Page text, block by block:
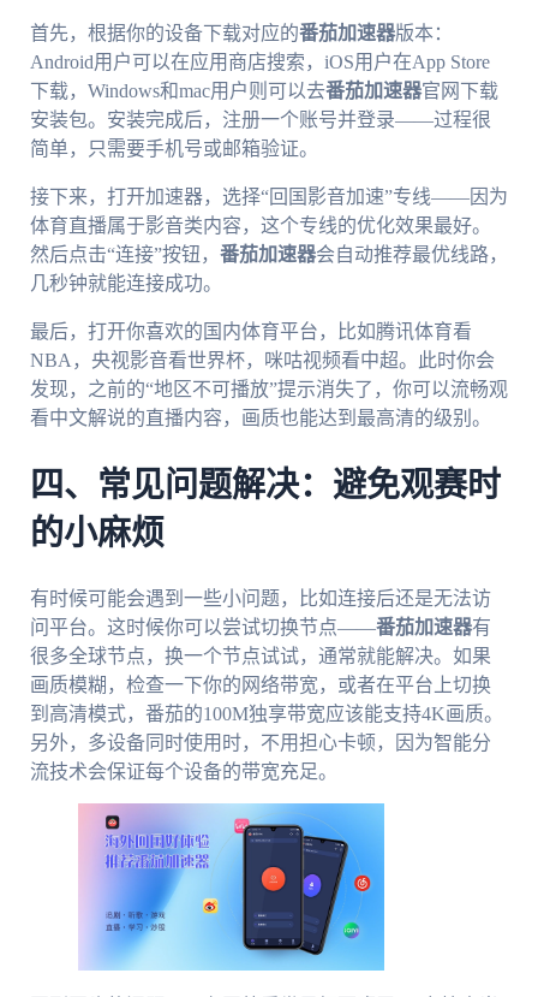
首先，根据你的设备下载对应的番茄加速器版本：
Android用户可以在应用商店搜索，iOS用户在App Store
下载，Windows和mac用户则可以去番茄加速器官网下载
安装包。安装完成后，注册一个账号并登录——过程很
简单，只需要手机号或邮箱验证。
接下来，打开加速器，选择“回国影音加速”专线——因为
体育直播属于影音类内容，这个专线的优化效果最好。
然后点击“连接”按钮， 番茄加速器会自动推荐最优线路，
几秒钟就能连接成功。
最后，打开你喜欢的国内体育平台，比如腾讯体育看
NBA，央视影音看世界杯，咪咕视频看中超。此时你会
发现，之前的“地区不可播放”提示消失了，你可以流畅观
看中文解说的直播内容，画质也能达到最高清的级别。
四、常见问题解决：避免观赛时
的小麻烦
有时候可能会遇到一些小问题，比如连接后还是无法访
问平台。这时候你可以尝试切换节点——番茄加速器有
很多全球节点，换一个节点试试，通常就能解决。如果
画质模糊，检查一下你的网络带宽，或者在平台上切换
到高清模式，番茄的100M独享带宽应该能支持4K画质。
另外，多设备同时使用时，不用担心卡顿，因为智能分
流技术会保证每个设备的带宽充足。